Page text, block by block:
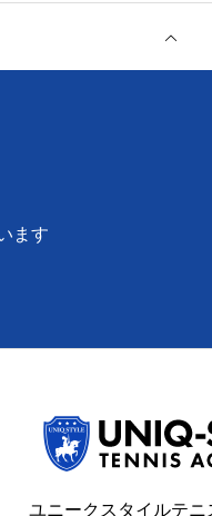
ます
ユニークスタイルテニ